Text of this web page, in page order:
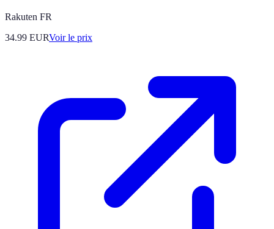
Rakuten FR
34.99 EURVoir le prix